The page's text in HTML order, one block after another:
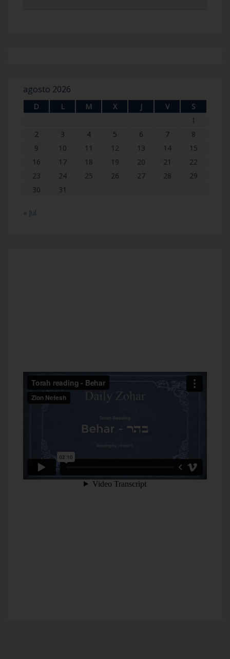
agosto 2026
D L M X J V
S
1
2
3 4 5 6 7
8
9
10 11 12 13 14
15
16
17 18 19 20 21
22
23
24 25 26 27 28
29
30
31
« Jul